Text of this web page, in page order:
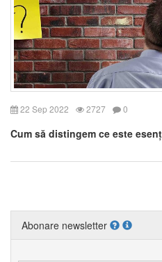
22 Sep 2022 2727 0
Cum să distingem ce este
Abonare newsletter